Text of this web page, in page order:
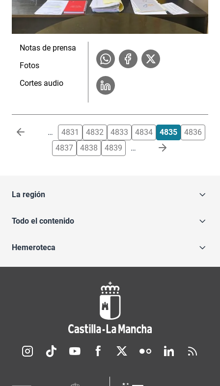
Notas de prensa
Fotos
Cortes audio
Paginación … 4831 4832 4833 4834 4835
4836
4837
4838 4839 …
La región
Todo el contenido
Hemeroteca
Redes sociales JCCM